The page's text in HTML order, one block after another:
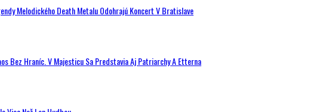
Melodického Death Metalu Odohrajú Koncert V Bratislave
Bez Hraníc. V Majesticu Sa Predstavia Aj Patriarchy A Etterna